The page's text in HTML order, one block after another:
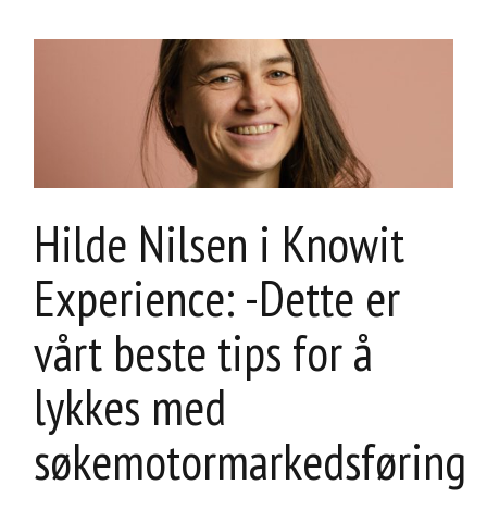
Hilde Nilsen i Knowit
Experience: -Dette er
vårt beste tips for å
lykkes med
søkemotormarkedsføring